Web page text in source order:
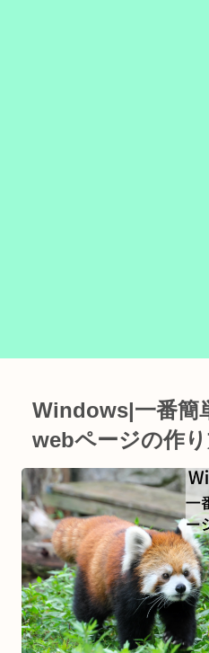
Windows|一番簡
webページの作